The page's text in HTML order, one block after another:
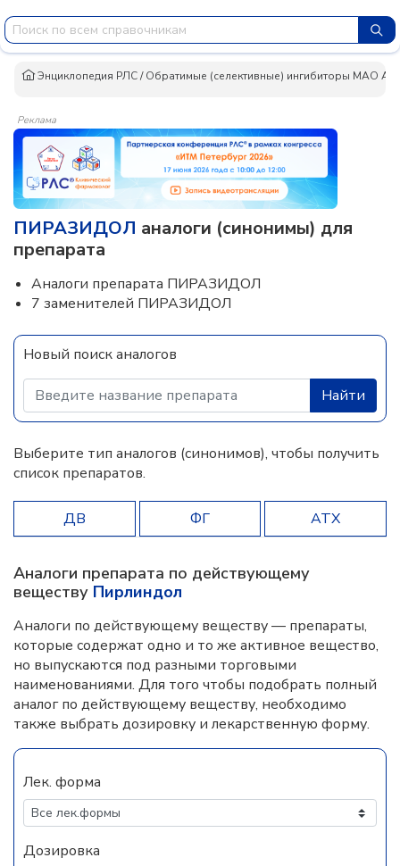
Энциклопедия РЛС/Обратимые (селективные) ингибиторы МАО А
Реклама
ПИРАЗИДОЛ аналоги (синонимы) для
препарата
Аналоги препарата ПИРАЗИДОЛ
7 заменителей ПИРАЗИДОЛ
Новый поиск аналогов
Найти
Выберите тип аналогов (синонимов), чтобы получить
список препаратов.
ДВ ФГ АТХ
Аналоги препарата по действующему
веществу Пирлиндол
Аналоги по действующему веществу — препараты,
которые содержат одно и то же активное вещество,
но выпускаются под разными торговыми
наименованиями. Для того чтобы подобрать полный
аналог по действующему веществу, необходимо
также выбрать дозировку и лекарственную форму.
Лек. форма
Дозировка